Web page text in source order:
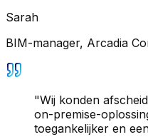
Sarah
BIM-manager, Arcadia
"Wij konden
on-premise-
toegankelijker en